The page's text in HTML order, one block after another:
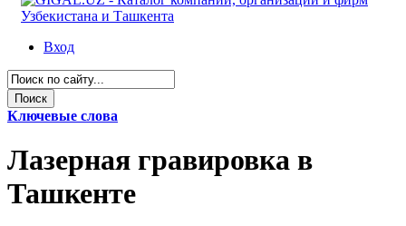
Вход
Ключевые слова
Лазерная гравировка в
Ташкенте